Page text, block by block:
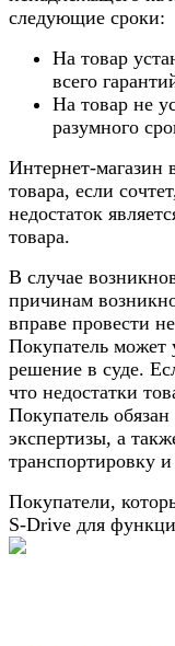
следующие сроки:
На товар
всего
На товар не
разумного
Интернет-магазин
товара, если
недостаток
товара.
В случае
причинам
вправе провести
Покупатель может
решение в суде.
что недостатки
Покупатель
экспертизы, а
транспортировку
Покупатели,
S-Drive для